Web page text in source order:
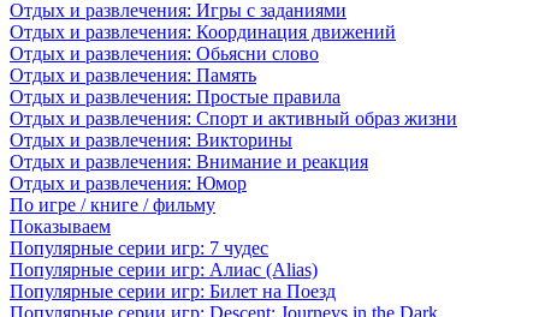
Отдых и развлечения: Игры с заданиями
Отдых и развлечения: Координация движений
Отдых и развлечения: Обьясни слово
Отдых и развлечения: Память
Отдых и развлечения: Простые правила
Отдых и развлечения: Спорт и активный образ жизни
Отдых и развлечения: Викторины
Отдых и развлечения: Внимание и реакция
Отдых и развлечения: Юмор
По игре / книге / фильму
Показываем
Популярные серии игр: 7 чудес
Популярные серии игр: Алиас (Alias)
Популярные серии игр: Билет на Поезд
Популярные серии игр: Descent: Journeys in the Dark